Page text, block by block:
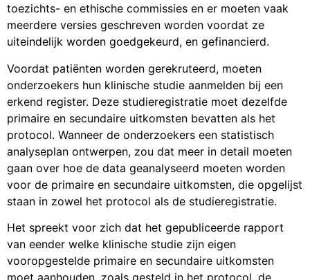
toezichts- en ethische commissies en er moeten vaak
meerdere versies geschreven worden voordat ze
uiteindelijk worden goedgekeurd, en gefinancierd.
Voordat patiënten worden gerekruteerd, moeten
onderzoekers hun klinische studie aanmelden bij een
erkend register. Deze studieregistratie moet dezelfde
primaire en secundaire uitkomsten bevatten als het
protocol. Wanneer de onderzoekers een statistisch
analyseplan ontwerpen, zou dat meer in detail moeten
gaan over hoe de data geanalyseerd moeten worden
voor de primaire en secundaire uitkomsten, die opgelijst
staan in zowel het protocol als de studieregistratie.
Het spreekt voor zich dat het gepubliceerde rapport
van eender welke klinische studie zijn eigen
vooropgestelde primaire en secundaire uitkomsten